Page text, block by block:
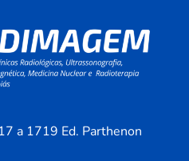
a 1719 Ed. Parthenon